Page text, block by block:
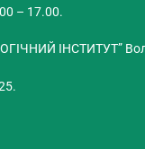
– 17.00.
ІНСТИТУТ”